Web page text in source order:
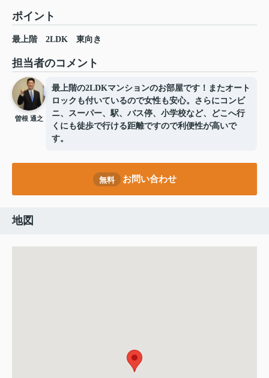
ポイント
最上階 2LDK 東向き
担当者のコメント
曽根 通之
最上階の2LDKマンションのお部屋です！またオート
ロックも付いているので女性も安心。さらにコンビ
ニ、スーパー、駅、バス停、小学校など、どこへ行
くにも徒歩で行ける距離ですので利便性が高いで
す。
無料 お問い合わせ
地図